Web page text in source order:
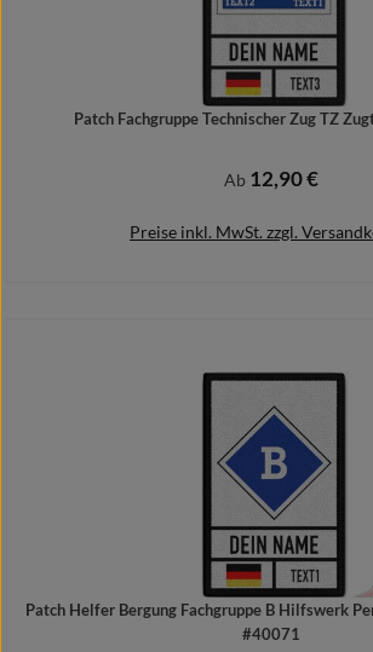
Patch Fachgruppe Technischer Zug TZ
Regulärer Preis:
Ab 12,90 €
Preise inkl. MwSt. zzgl.
Patch Helfer Bergung Fachgruppe B Hilfswerk
#40071